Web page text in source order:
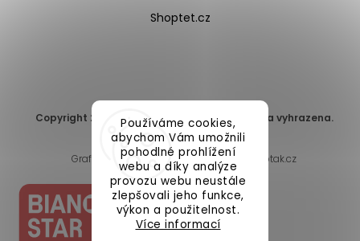
Používáme cookies,
abychom Vám umožnili
pohodlné prohlížení
webu a díky analýze
provozu webu neustále
zlepšovali jeho funkce,
výkon a použitelnost.
Více informací
Shoptet.cz
Copyright 2026 DomaLEP s.r.o. . Všechna práva vyhrazena.
Upravit nastavení cookies
Grafický návrh vytvořil a nakódoval
Shoptak.cz